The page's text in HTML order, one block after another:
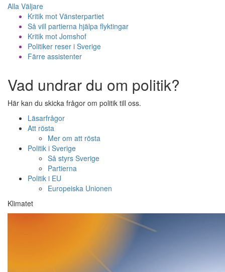
Alla Väljare
Kritik mot Vänsterpartiet
Så vill partierna hjälpa flyktingar
Kritik mot Jomshof
Politiker reser i Sverige
Färre assistenter
Vad undrar du om politik?
Här kan du skicka frågor om politik till oss.
Läsarfrågor
Att rösta
Mer om att rösta
Politik i Sverige
Så styrs Sverige
Partierna
Politik i EU
Europeiska Unionen
Klimatet